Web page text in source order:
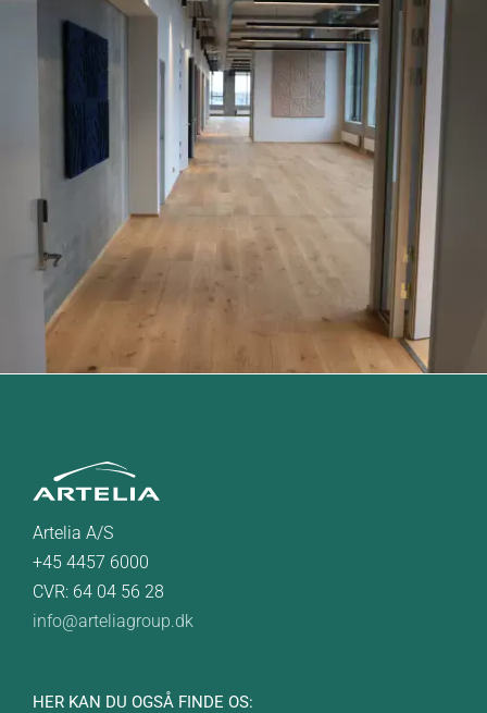
Artelia A/S
+45 4457 6000
CVR: 64 04 56 28
info@arteliagroup.dk
HER KAN DU OGSÅ FINDE OS: